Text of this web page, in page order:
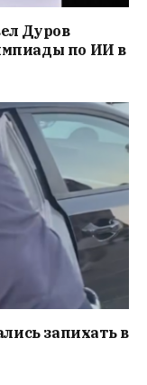
Дуров
по ИИ в
запихать в